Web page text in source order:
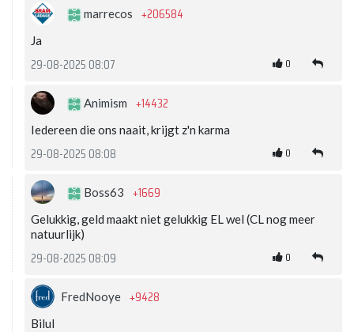
marrecos +206584
Ja
29-08-2025 08:07 0
Animism +14432
Iedereen die ons naait, krijgt z'n karma
29-08-2025 08:08 0
Boss63 +1669
Gelukkig, geld maakt niet gelukkig EL wel (CL nog meer
natuurlijk)
29-08-2025 08:09 0
FredNooye +9428
Bilul